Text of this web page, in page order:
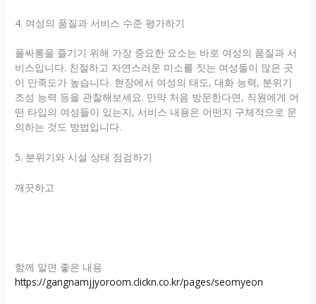
4. 여성의 품질과 서비스 수준 평가하기
풀싸롱을 즐기기 위해 가장 중요한 요소는 바로 여성의 품질과 서
비스입니다. 친절하고 자연스러운 미소를 짓는 여성들이 많은 곳
이 만족도가 높습니다. 현장에서 여성의 태도, 대화 능력, 분위기
조성 능력 등을 관찰해보세요. 만약 처음 방문한다면, 직원에게 어
떤 타입의 여성들이 있는지, 서비스 내용은 어떤지 구체적으로 문
의하는 것도 방법입니다.
5. 분위기와 시설 상태 점검하기
깨끗하고
함께 알면 좋은 내용
https://gangnamjjyoroom.clickn.co.kr/pages/seomyeon